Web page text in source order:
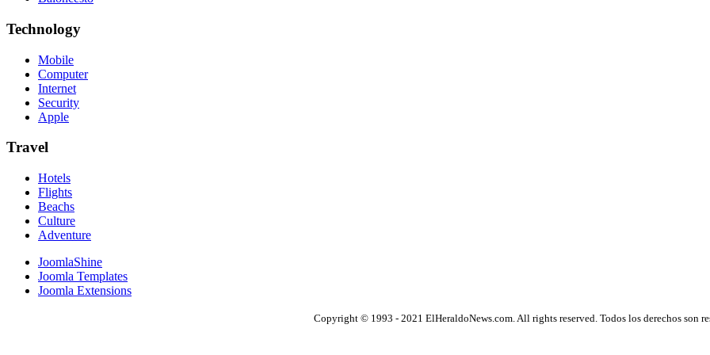
Technology
Mobile
Computer
Internet
Security
Apple
Travel
Hotels
Flights
Beachs
Culture
Adventure
JoomlaShine
Joomla Templates
Joomla Extensions
Copyright © 1993 - 2021 ElHeraldoNews.com. All rights reserved. Todos los derechos son